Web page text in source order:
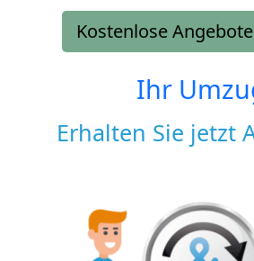
Kostenlose
Ihr
Erhalten Sie jetzt